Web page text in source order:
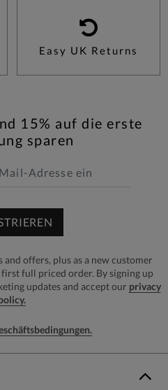
Easy UK Returns
15% auf die erste
sparen
offers, plus as a new customer
full priced order. By signing up
updates and accept our privacy